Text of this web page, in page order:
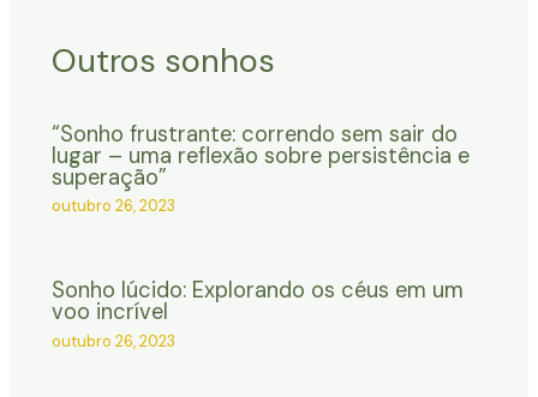
Outros sonhos
“Sonho frustrante: correndo sem sair do
lugar – uma reflexão sobre persistência e
superação”
outubro 26, 2023
Sonho lúcido: Explorando os céus em um
voo incrível
outubro 26, 2023